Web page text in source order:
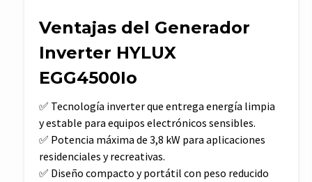
Ventajas del Generador
Inverter HYLUX
EGG4500Io
✅ Tecnología inverter que entrega energía limpia
y estable para equipos electrónicos sensibles.
✅ Potencia máxima de 3,8 kW para aplicaciones
residenciales y recreativas.
✅ Diseño compacto y portátil con peso reducido